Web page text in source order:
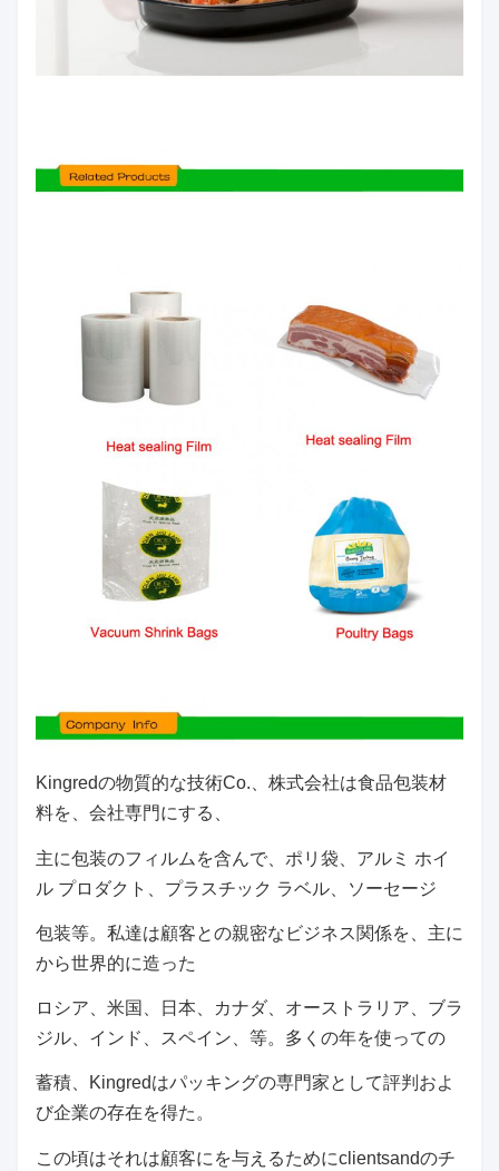
Kingredの物質的な技術Co.、株式会社は食品包装材
料を、会社専門にする、
主に包装のフィルムを含んで、ポリ袋、 アルミ ホイ
ル プロダクト、プラスチック ラベル、ソーセージ
包装等。私達は顧客との親密なビジネス関係を、主に
から世界的に造った
ロシア、米国、日本、カナダ、オーストラリア、ブラ
ジル、インド、スペイン、等。多くの年を使っての
蓄積、Kingredはパッキングの専門家として評判およ
び企業の存在を得た。
この頃はそれは顧客にを与えるためにclientsandのチ